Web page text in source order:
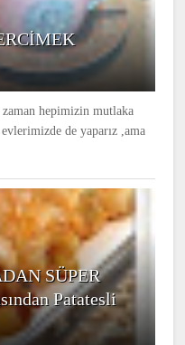
hepimizin mutlaka
de yaparız ,ama
SÜPER
Patatesli